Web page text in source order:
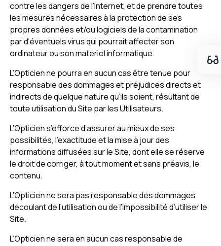
contre les dangers de l’Internet, et de prendre toutes
les mesures nécessaires à la protection de ses
propres données et/ou logiciels de la contamination
par d'éventuels virus qui pourrait affecter son
ordinateur ou son matériel informatique.
L’Opticien ne pourra en aucun cas être tenue pour
responsable des dommages et préjudices directs et
indirects de quelque nature qu’ils soient, résultant de
toute utilisation du Site par les Utilisateurs.
L’Opticien s’efforce d’assurer au mieux de ses
possibilités, l’exactitude et la mise à jour des
informations diffusées sur le Site, dont elle se réserve
le droit de corriger, à tout moment et sans préavis, le
contenu.
L’Opticien ne sera pas responsable des dommages
découlant de l’utilisation ou de l’impossibilité d’utiliser le
Site.
L’Opticien ne sera en aucun cas responsable de